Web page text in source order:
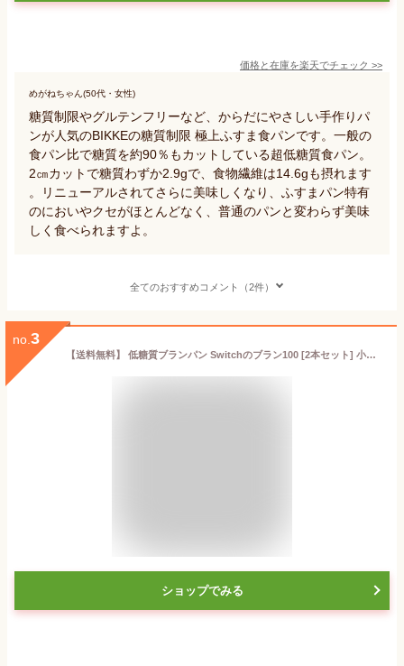
価格と在庫を楽天でチェック >>
めがねちゃん(50代・女性)
糖質制限やグルテンフリーなど、からだにやさしい手作りパ
ンが人気のBIKKEの糖質制限 極上ふすま食パンです。一般の
食パン比で糖質を約90％もカットしている超低糖質食パン。
2㎝カットで糖質わずか2.9gで、食物繊維は14.6gも摂れます
。リニューアルされてさらに美味しくなり、ふすまパン特有
のにおいやクセがほとんどなく、普通のパンと変わらず美味
しく食べられますよ。
全てのおすすめコメント（2件）
no. 3
【送料無料】 低糖質ブランパン Switchのブラン100 [2本セット] 小麦粉不使用 砂糖・保存料・防腐剤・トランス脂肪酸不使用 手作り ふすまパン 冷凍パン 低糖質パン もちもち ふわふわ 糖質制限 置き換えダイエット 糖尿病 罪悪感ゼロ
ショップでみる